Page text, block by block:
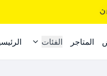
الفئات المتاجر